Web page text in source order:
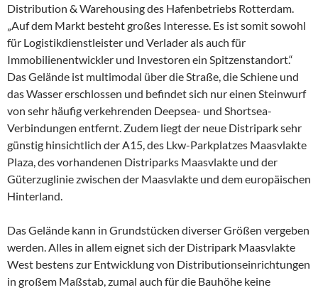
Distribution & Warehousing des Hafenbetriebs Rotterdam.
„Auf dem Markt besteht großes Interesse. Es ist somit sowohl
für Logistikdienstleister und Verlader als auch für
Immobilienentwickler und Investoren ein Spitzenstandort.“
Das Gelände ist multimodal über die Straße, die Schiene und
das Wasser erschlossen und befindet sich nur einen Steinwurf
von sehr häufig verkehrenden Deepsea- und Shortsea-
Verbindungen entfernt. Zudem liegt der neue Distripark sehr
günstig hinsichtlich der A15, des Lkw-Parkplatzes Maasvlakte
Plaza, des vorhandenen Distriparks Maasvlakte und der
Güterzuglinie zwischen der Maasvlakte und dem europäischen
Hinterland.
Das Gelände kann in Grundstücken diverser Größen vergeben
werden. Alles in allem eignet sich der Distripark Maasvlakte
West bestens zur Entwicklung von Distributionseinrichtungen
in großem Maßstab, zumal auch für die Bauhöhe keine